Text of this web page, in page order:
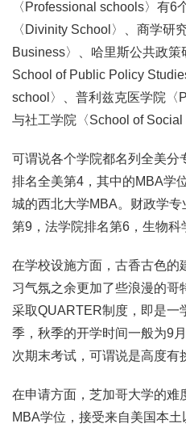
〈Professional schools〉有6
〈Divinity School〉、商学研
Business〉、哈里斯公共政
School of Public Policy
school〉、普利兹克医学院〈
与社工学院〈School of Social
可谓说各个学院都名列全美分
排名全美第4，其中的MBA学
城的西北大学MBA。财政学
第9，法学院排名第6，生物科
在学校设施方面，古香古色的
习气氛之余更加了些浪漫的哥
采取QUARTER制度，即是一
季，秋季的开学时间一般为9
次期末考试，可谓说是高度有
在申请方面，芝加哥大学的难
MBA学位，接受来自美国本